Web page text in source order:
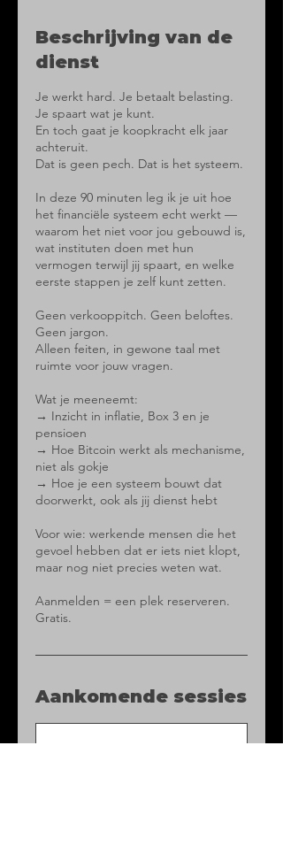
Beschrijving van de
dienst
Je werkt hard. Je betaalt belasting.
Je spaart wat je kunt.
En toch gaat je koopkracht elk jaar
achteruit.
Dat is geen pech. Dat is het systeem.
In deze 90 minuten leg ik je uit hoe
het financiële systeem echt werkt —
waarom het niet voor jou gebouwd is,
wat instituten doen met hun
vermogen terwijl jij spaart, en welke
eerste stappen je zelf kunt zetten.
Geen verkooppitch. Geen beloftes.
Geen jargon.
Alleen feiten, in gewone taal met
ruimte voor jouw vragen.
Wat je meeneemt:
→ Inzicht in inflatie, Box 3 en je
pensioen
→ Hoe Bitcoin werkt als mechanisme,
niet als gokje
→ Hoe je een systeem bouwt dat
doorwerkt, ook als jij dienst hebt
Voor wie: werkende mensen die het
gevoel hebben dat er iets niet klopt,
maar nog niet precies weten wat.
Aanmelden = een plek reserveren.
Gratis.
Aankomende sessies